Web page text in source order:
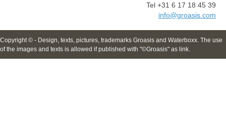
Tel +31 6 17 18 45 39
info@groasis.com
Copyright © - Design, texts, pictures, trademarks Groasis and Waterboxx. The use
of the images and texts is allowed if published with "©Groasis" as link.